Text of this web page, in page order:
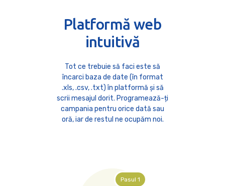
Platformă web
intuitivă
Tot ce trebuie să faci este să
încarci baza de date (în format
.xls, .csv, .txt) în platformă și să
scrii mesajul dorit. Programează-ți
campania pentru orice dată sau
oră, iar de restul ne ocupăm noi.
Pasul 1